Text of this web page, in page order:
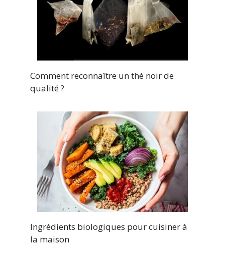
Comment reconnaître un thé noir de
qualité ?
Ingrédients biologiques pour cuisiner à
la maison